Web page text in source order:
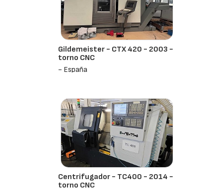
Gildemeister - CTX 420 - 2003 -
torno CNC
- España
Centrifugador - TC400 - 2014 -
torno CNC